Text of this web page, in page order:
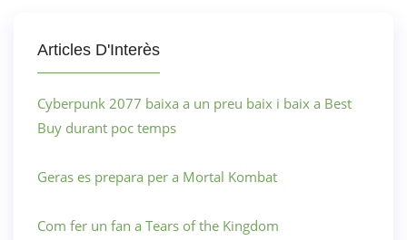
Articles D'Interès
Cyberpunk 2077 baixa a un preu baix i baix a Best
Buy durant poc temps
Geras es prepara per a Mortal Kombat
Com fer un fan a Tears of the Kingdom